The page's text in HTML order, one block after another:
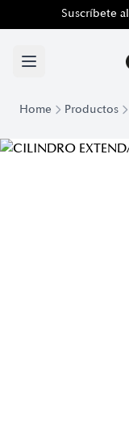
Suscríbete
Home Productos
Cilindro mesa